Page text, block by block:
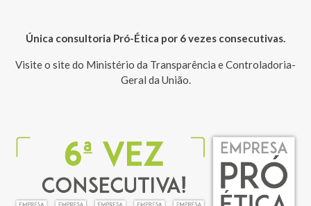
Única consultoria Pró-Ética por 6 vezes consecutivas.
Visite o site do Ministério da Transparência e Controladoria-
Geral da União.